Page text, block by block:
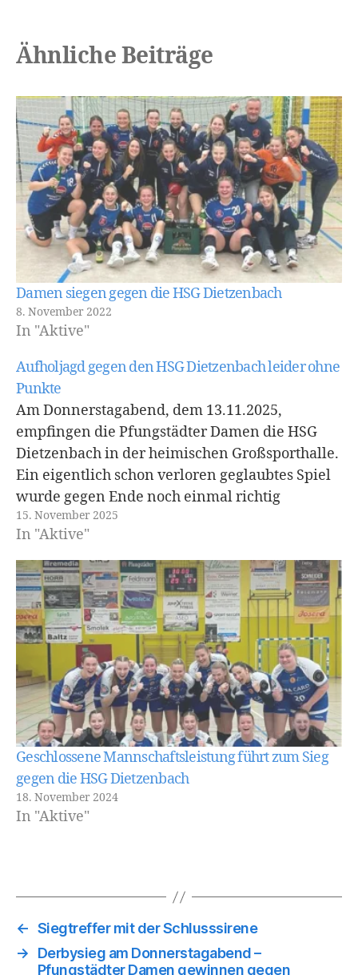
Ähnliche Beiträge
Damen siegen gegen die HSG Dietzenbach
8. November 2022
In "Aktive"
Aufholjagd gegen den HSG Dietzenbach leider ohne
Punkte
Am Donnerstagabend, dem 13.11.2025,
empfingen die Pfungstädter Damen die HSG
Dietzenbach in der heimischen Großsporthalle.
Ein eigentlich schon verloren geglaubtes Spiel
wurde gegen Ende noch einmal richtig
spannend. Dennoch gelang es
den Pfungstädterinnen nicht mehr, das Spiel zu
drehen, und sie verloren knapp mit einem Tor.
Ein bitterer Start der DOGS-Damen ließ die
Gäste…
15. November 2025
In "Aktive"
Geschlossene Mannschaftsleistung führt zum Sieg
gegen die HSG Dietzenbach
18. November 2024
In "Aktive"
← Siegtreffer mit der Schlusssirene
→
Derbysieg am Donnerstagabend –
Pfungstädter Damen gewinnen gegen